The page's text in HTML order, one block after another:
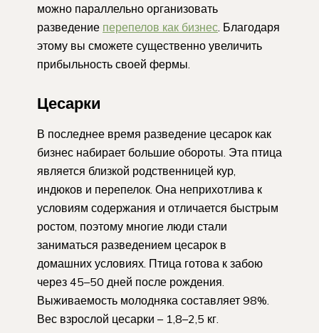
можно параллельно организовать
разведение перепелов как бизнес . Благодаря
этому вы сможете существенно увеличить
прибыльность своей фермы.
Цесарки
В последнее время разведение цесарок как
бизнес набирает большие обороты. Эта птица
является близкой родственницей кур,
индюков и перепелок. Она неприхотлива к
условиям содержания и отличается быстрым
ростом, поэтому многие люди стали
заниматься разведением цесарок в
домашних условиях. Птица готова к забою
через 45–50 дней после рождения.
Выживаемость молодняка составляет 98%.
Вес взрослой цесарки – 1,8–2,5 кг.